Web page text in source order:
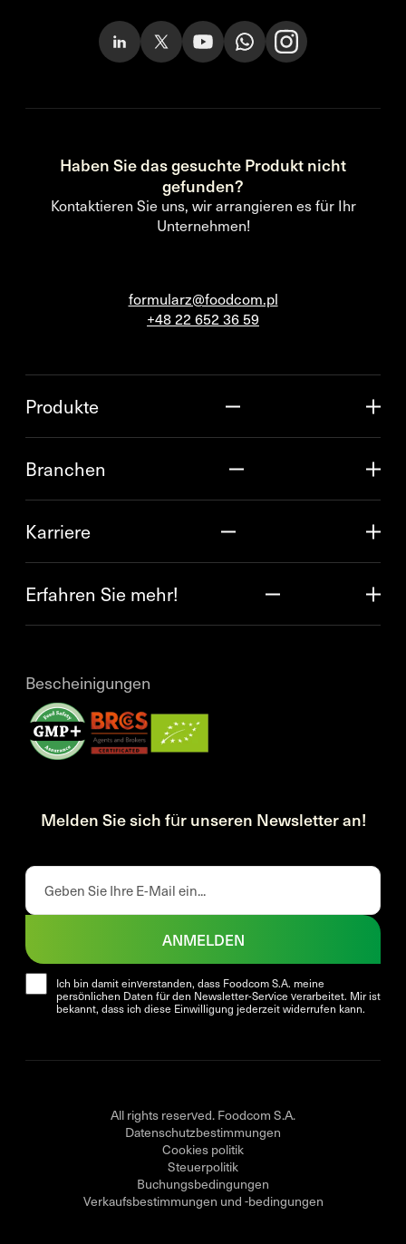
Haben Sie das gesuchte Produkt nicht
gefunden?
Kontaktieren Sie uns, wir arrangieren es für Ihr
Unternehmen!
formularz@foodcom.pl
+48 22 652 36 59
Produkte
Branchen
Karriere
Erfahren Sie mehr!
Bescheinigungen
Melden Sie sich für unseren Newsletter an!
Ich bin damit einverstanden, dass Foodcom S.A. meine
persönlichen Daten für den Newsletter-Service verarbeitet. Mir ist
bekannt, dass ich diese Einwilligung jederzeit widerrufen kann.
ANMELDEN
All rights reserved. Foodcom S.A.
Datenschutzbestimmungen
Cookies politik
Steuerpolitik
Buchungsbedingungen
Verkaufsbestimmungen und -bedingungen